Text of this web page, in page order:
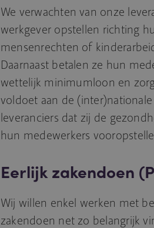
We verwachten van onze
werkgever opstellen richting
mensenrechten of
Daarnaast betalen ze hun
wettelijk minimumloon en
voldoet aan de
leveranciers dat zij de
hun medewerkers
Eerlijk zakendoen
Wij willen enkel werken met
zakendoen net zo belangrijk